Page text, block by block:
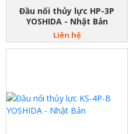
Đầu nối thủy lực HP-3P
YOSHIDA - Nhật Bản
Liên hệ